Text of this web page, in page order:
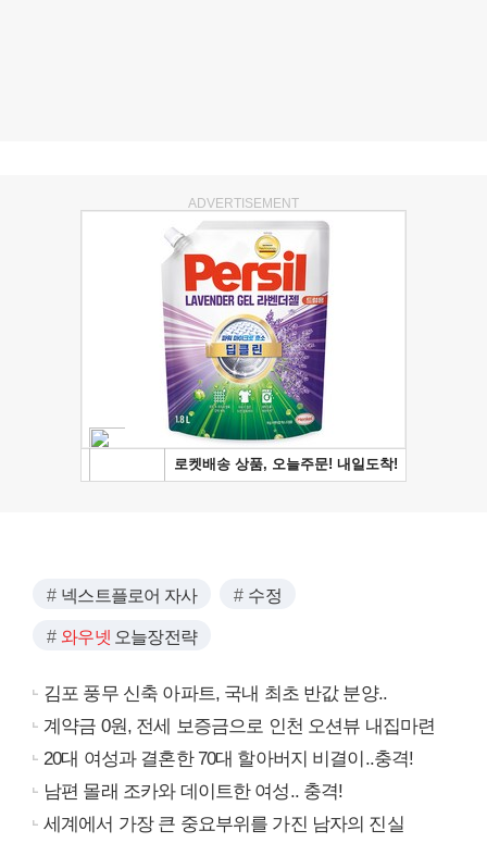
ADVERTISEMENT
넥스트플로어 자사 수정
와우넷 오늘장전략
김포 풍무 신축 아파트, 국내 최초 반값 분양..
계약금 0원, 전세 보증금으로 인천 오션뷰 내집마련
20대 여성과 결혼한 70대 할아버지 비결이..충격!
남편 몰래 조카와 데이트한 여성.. 충격!
세계에서 가장 큰 중요부위를 가진 남자의 진실